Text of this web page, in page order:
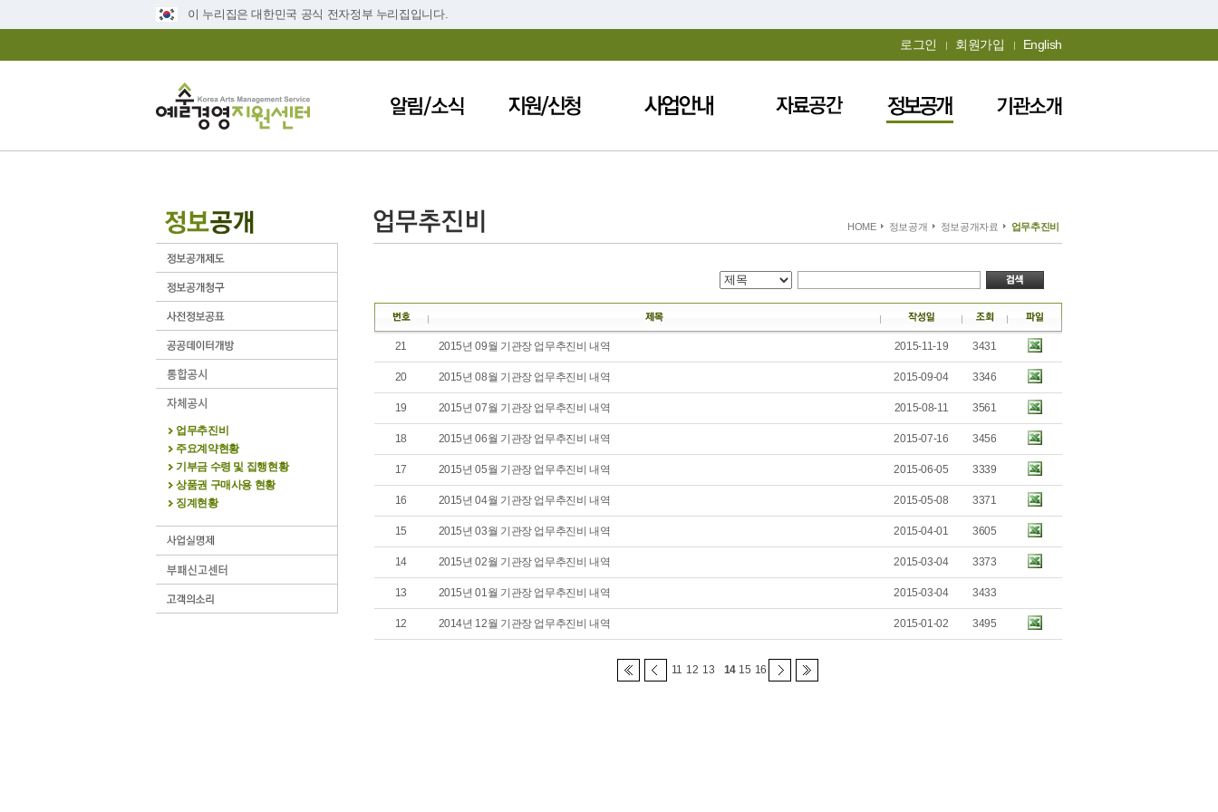
이 누리집은 대한민국 공식 전자정부 누리집입니다.
로그인 회원가입 English
업무추진비
주요계약현황
기부금 수령 및 집행현황
상품권 구매사용 현황
징계현황
HOME 정보공개 정보공개자료 업무추진비
21 2015년 09월 기관장 업무추진비 내역 2015-11-19 3431
20 2015년 08월 기관장 업무추진비 내역 2015-09-04 3346
19 2015년 07월 기관장 업무추진비 내역 2015-08-11 3561
18 2015년 06월 기관장 업무추진비 내역 2015-07-16 3456
17 2015년 05월 기관장 업무추진비 내역 2015-06-05 3339
16 2015년 04월 기관장 업무추진비 내역 2015-05-08 3371
15 2015년 03월 기관장 업무추진비 내역 2015-04-01 3605
14 2015년 02월 기관장 업무추진비 내역 2015-03-04 3373
13 2015년 01월 기관장 업무추진비 내역 2015-03-04 3433
12 2014년 12월 기관장 업무추진비 내역 2015-01-02 3495
11 12 13 14 15 16